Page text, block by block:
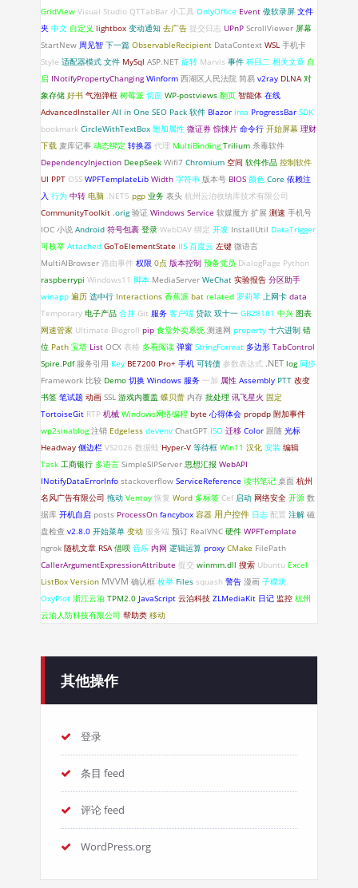
GridView Visual Studio QTTabBar 小工具 OnlyOffice Event 傲软录屏 文件
夹 中文 自定义 lightbox 变动通知 去广告 提交日志 UPnP ScrollViewer 屏幕
StartNew 周见智 下一篇 ObservableRecipient DataContext WSL 手机卡
Style 适配器模式 文件 MySql ASP.NET 旋转 Marvis 事件 科目二 相关文章 自
启 INotifyPropertyChanging Winform 西湖区人民法院 简易 v2ray DLNA 对
象存储 好书 气泡弹框 树莓派 切面 WP-postviews 翻页 智能体 在线
AdvancedInstaller All in One SEO Pack 软件 Blazor ima ProgressBar SDK
bookmark CircleWithTextBox 附加属性 微证券 惊悚片 命令行 开始屏幕 理财
下载 麦库记事 动态绑定 转换器 代理 MultiBinding Trilium 杀毒软件
DependencyInjection DeepSeek Wifi7 Chromium 空间 软件作品 控制软件
UI PPT OSS WPFTemplateLib Width 字符串 版本号 BIOS 颜色 Core 依赖注
入 行为 中转 电脑 .NET5 pgp 业务 表头 杭州云泊收纳库技术有限公司
CommunityToolkit .orig 验证 Windows Service 软媒魔方 扩展 测速 手机号
IOC 小说 Android 符号包裹 登录 WebDAV 绑定 开发 InstallUtil DataTrigger
可枚举 Attached GoToElementState IIS 百度云 左键 微语言
MultiAIBrowser 路由事件 权限 0点 版本控制 预备党员 DialogPage Python
raspberrypi Windows11 脚本 MediaServer WeChat 实验报告 分区助手
winapp 遍历 选中行 Interactions 香蕉派 bat related 罗莉琴 上网卡 data
Temporary 电子产品 合并 Git 服务 客户端 贷款 双十一 GB28181 中兴 图表
网速管家 Ultimate Blogroll pip 食堂外卖系统 测速网 property 十六进制 错
位 Path 宝塔 List OCX 表格 多看阅读 弹窗 StringFormat 多边形 TabControl
Spire.Pdf 服务引用 Key BE7200 Pro+ 手机 可转债 参数表达式 .NET log 同步
Framework 比较 Demo 切换 Windows 服务 一加 属性 Assembly PTT 改变
书签 笔试题 动画 SSL 游戏内覆盖 蝶贝蕾 内存 批处理 讯飞星火 固定
TortoiseGit RTP 机械 Windows网络编程 byte 心得体会 propdp 附加事件
wp2sinablog 注销 Edgeless devenv ChatGPT ISO 迁移 Color 跟随 光标
Headway 侧边栏 VS2026 数据蛙 Hyper-V 等待框 Win11 汉化 安装 编辑
Task 工商银行 多语言 SimpleSIPServer 思想汇报 WebAPI
INotifyDataErrorlnfo stackoverflow ServiceReference 读书笔记 桌面 杭州
名风广告有限公司 拖动 Ventoy 恢复 Word 多标签 Cef 启动 网络安全 开源 数
据库 开机自启 posts ProcessOn fancybox 容器 用户控件 日志 配置 注解 磁
盘检查 v2.8.0 开始菜单 变动 服务端 预订 RealVNC 硬件 WPFTemplate
ngrok 随机文章 RSA 借呗 音乐 内网 逻辑运算 proxy CMake FilePath
CallerArgumentExpressionAttribute 提交 winmm.dll 搜索 Ubuntu Excel
ListBox Version MVVM 确认框 枚举 Files squash 警告 漫画 子模块
OxyPlot 浙江云泊 TPM2.0 JavaScript 云泊科技 ZLMediaKit 日记 监控 杭州
云泊人防科技有限公司 帮助类 移动
其他操作
登录
条目 feed
评论 feed
WordPress.org